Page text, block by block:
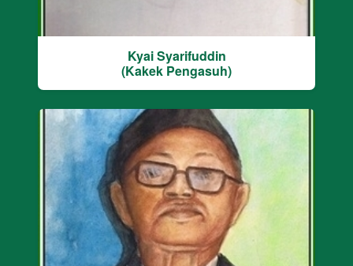
Kyai Syarifuddin
(Kakek Pengasuh)